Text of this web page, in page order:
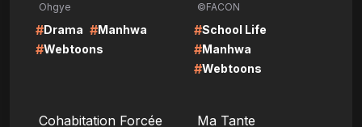
Ohgye
#Drama #Manhwa
#Webtoons
©FACON
#School Life
#Manhwa
#Webtoons
Cohabitation Forcée
Ma Tante